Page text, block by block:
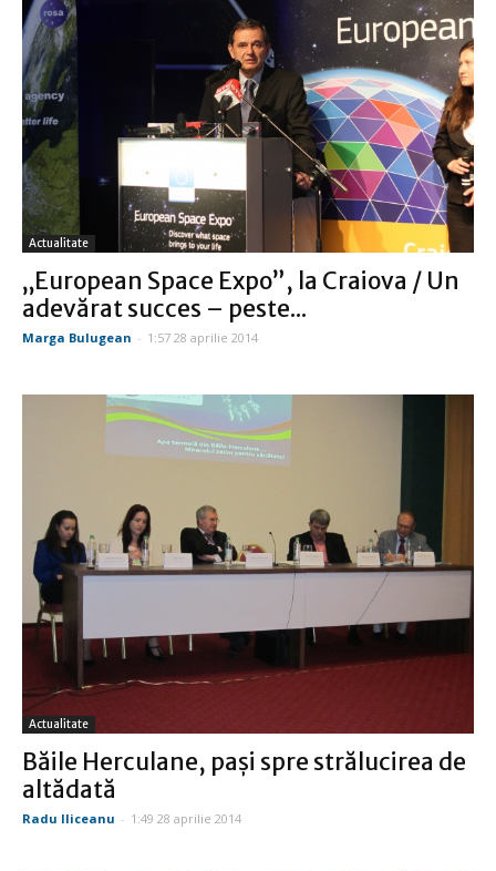
Actualitate
„European Space Expo”, la Craiova / Un
adevărat succes – peste...
Marga Bulugean - 1:57 28 aprilie 2014
Actualitate
Băile Herculane, paşi spre strălucirea de
altădată
Radu Iliceanu - 1:49 28 aprilie 2014